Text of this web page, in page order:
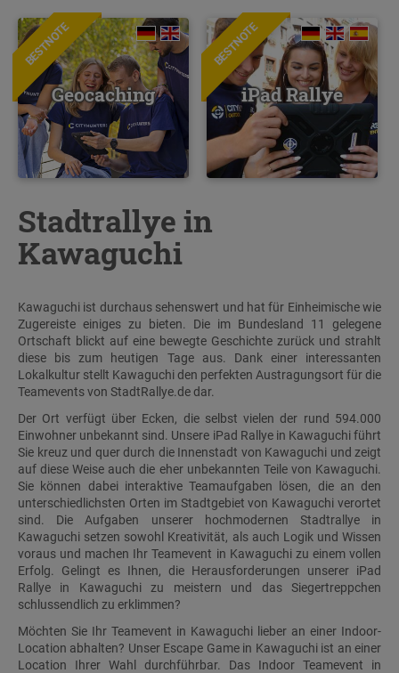
BESTNOTE
Geocaching
BESTNOTE
iPad Rallye
Stadtrallye in
Kawaguchi
Kawaguchi ist durchaus sehenswert und hat für Einheimische wie
Zugereiste einiges zu bieten. Die im Bundesland 11 gelegene
Ortschaft blickt auf eine bewegte Geschichte zurück und strahlt
diese bis zum heutigen Tage aus. Dank einer interessanten
Lokalkultur stellt Kawaguchi den perfekten Austragungsort für die
Teamevents von StadtRallye.de dar.
Der Ort verfügt über Ecken, die selbst vielen der rund 594.000
Einwohner unbekannt sind. Unsere iPad Rallye in Kawaguchi führt
Sie kreuz und quer durch die Innenstadt von Kawaguchi und zeigt
auf diese Weise auch die eher unbekannten Teile von Kawaguchi.
Sie können dabei interaktive Teamaufgaben lösen, die an den
unterschiedlichsten Orten im Stadtgebiet von Kawaguchi verortet
sind. Die Aufgaben unserer hochmodernen Stadtrallye in
Kawaguchi setzen sowohl Kreativität, als auch Logik und Wissen
voraus und machen Ihr Teamevent in Kawaguchi zu einem vollen
Erfolg. Gelingt es Ihnen, die Herausforderungen unserer iPad
Rallye in Kawaguchi zu meistern und das Siegertreppchen
schlussendlich zu erklimmen?
Möchten Sie Ihr Teamevent in Kawaguchi lieber an einer Indoor-
Location abhalten? Unser Escape Game in Kawaguchi ist an einer
Location Ihrer Wahl durchführbar. Das Indoor Teamevent in